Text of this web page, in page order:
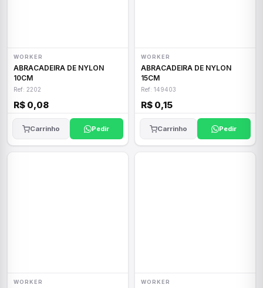
WORKER
ABRACADEIRA DE NYLON
10CM
Ref: 2202
R$ 0,08
Carrinho Pedir
WORKER
ABRACADEIRA DE NYLON
15CM
Ref: 149403
R$ 0,15
Carrinho Pedir
WORKER WORKER